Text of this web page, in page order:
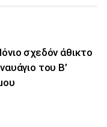
σχεδόν άθικτο
του Β’